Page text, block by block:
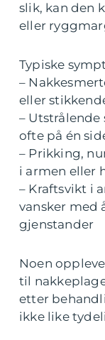
slik, kan den
eller
Typiske
–
eller
–
ofte på én
– Prikking,
i armen eller
– Kraftsvikt i
vansker med
gjenstander
Noen
til
etter
ikke like